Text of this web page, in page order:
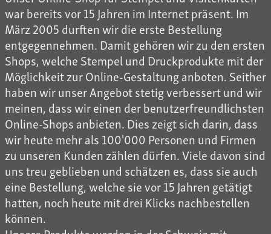
war bereits vor 15 Jahren im Internet präsent. Im
März 2005 durften wir die erste Bestellung
entgegennehmen. Damit gehören wir zu den ersten
Shops, welche Stempel und Druckprodukte mit der
Möglichkeit zur Online-Gestaltung anboten. Seither
haben wir unser Angebot stetig verbessert und wir
meinen, dass wir einen der benutzerfreundlichsten
Online-Shops anbieten. Dies zeigt sich darin, dass
wir heute mehr als 100'000 Personen und Firmen
zu unseren Kunden zählen dürfen. Viele davon sind
uns treu geblieben und schätzen es, dass sie auch
eine Bestellung, welche sie vor 15 Jahren getätigt
hatten, noch heute mit drei Klicks nachbestellen
können.